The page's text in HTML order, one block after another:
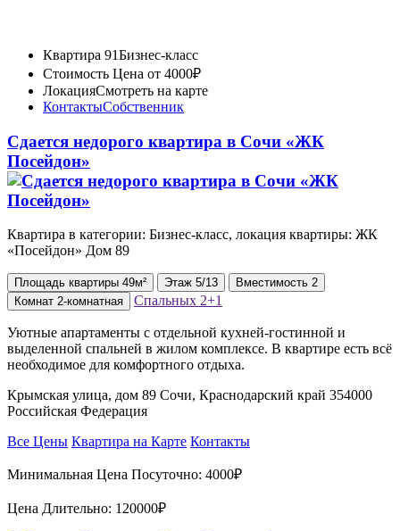
Квартира 91Бизнес-класс
Стоимость Цена от 4000₽
ЛокацияСмотреть на карте
КонтактыСобственник
Сдается недорого квартира в Сочи «ЖК
Посейдон»
Квартира в категории: Бизнес-класс, локация квартиры: ЖК
«Посейдон» Дом 89
Площадь квартиры 49м² Этаж 5/13 Вместимость 2
Комнат 2-комнатная Спальных 2+1
Уютные апартаменты с отдельной кухней-гостинной и
выделенной спальней в жилом комплексе. В квартире есть всё
необходимое для комфортного отдыха.
Крымская улица, дом 89 Сочи, Краснодарский край 354000
Российская Федерация
Все Цены Квартира на Карте Контакты
Минимальная Цена Посуточно: 4000₽
Цена Длительно: 120000₽